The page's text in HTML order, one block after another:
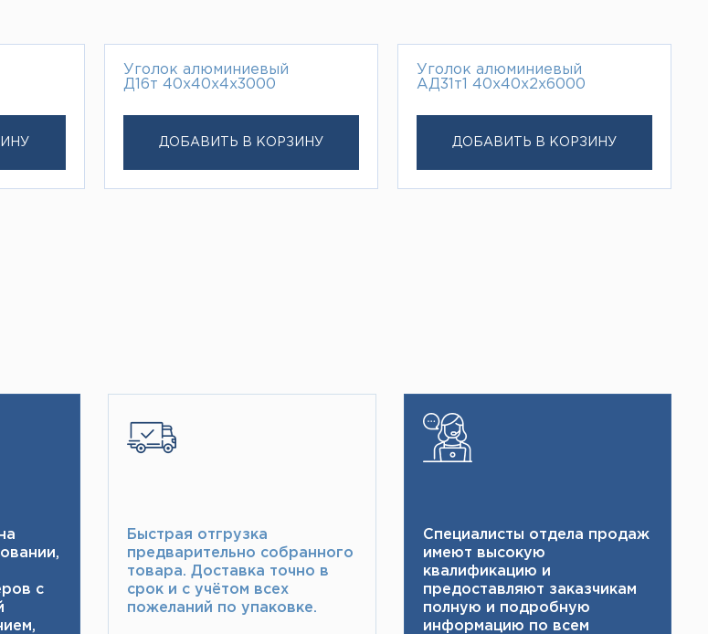
Уголок алюминиевый
Д16т 40х40х4х3000
ДОБАВИТЬ В КОРЗИНУ
Уголок алюминиевый
АД31т1 40х40х2х6000
ДОБАВИТЬ В КОРЗИНУ
с
Быстрая отгрузка
предварительно собранного
товара.​ Доставка точно в
срок и с учётом всех
пожеланий по упаковке.​
Специалисты отдела продаж
имеют высокую
квалификацию и ​
предоставляют заказчикам
полную и подробную
информацию по всем